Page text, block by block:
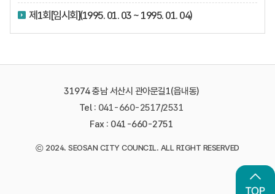
제1회[임시회](1995. 01. 03 ~ 1995. 01. 04)
31974 충남 서산시 관아문길1(읍내동)
Tel : 041-660-2517/2531
Fax : 041-660-2751
©2024. SEOSAN CITY COUNCIL. ALL RIGHT RESERVED